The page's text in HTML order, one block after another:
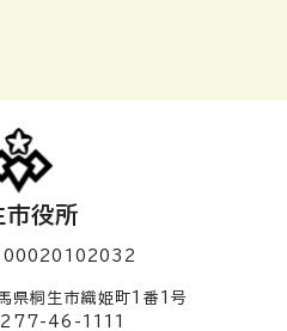
市役所
桐生市織姫町1番1号
0277-46-1111